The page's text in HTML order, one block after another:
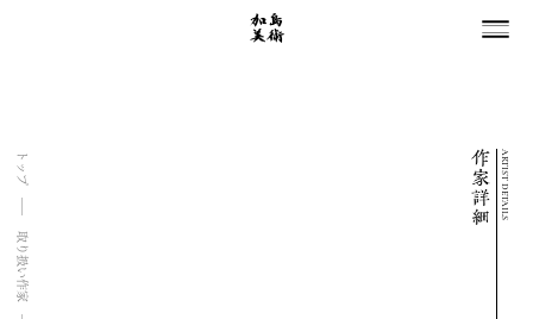
トップ
取り扱い作家
ARTIST DETAILS